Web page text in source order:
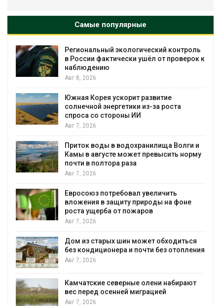
Самые популярные
Региональный экологический контроль
в России фактически ушёл от проверок к
наблюдению
Авг 8, 2026
Южная Корея ускорит развитие
солнечной энергетики из-за роста
спроса со стороны ИИ
Авг 7, 2026
Приток воды в водохранилища Волги и
Камы в августе может превысить норму
почти в полтора раза
Авг 7, 2026
Евросоюз потребовал увеличить
вложения в защиту природы на фоне
роста ущерба от пожаров
Авг 7, 2026
Дом из старых шин может обходиться
без кондиционера и почти без отопления
Авг 7, 2026
Камчатские северные олени набирают
вес перед осенней миграцией
Авг 7, 2026